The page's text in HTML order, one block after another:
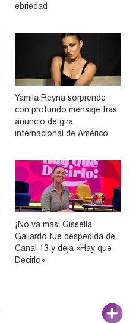
ebriedad
Yamila Reyna sorprende
con profundo mensaje tras
anuncio de gira
internacional de Américo
¡No va más! Gissella
Gallardo fue despedida de
Canal 13 y deja «Hay que
Decirlo»